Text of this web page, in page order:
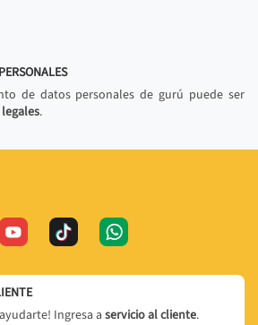
de datos personales de gurú puede ser
.
Ingresa a servicio al cliente.